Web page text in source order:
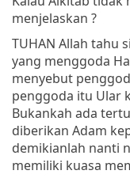
menjelaskan ?
TUHAN Allah tahu
yang menggoda
menyebut
penggoda itu Ular
Bukankah ada
diberikan Adam
demikianlah nanti
memiliki kuasa